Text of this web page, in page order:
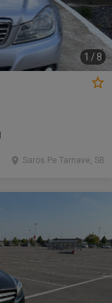
1 / 8
Saros Pe Tarnave, SB